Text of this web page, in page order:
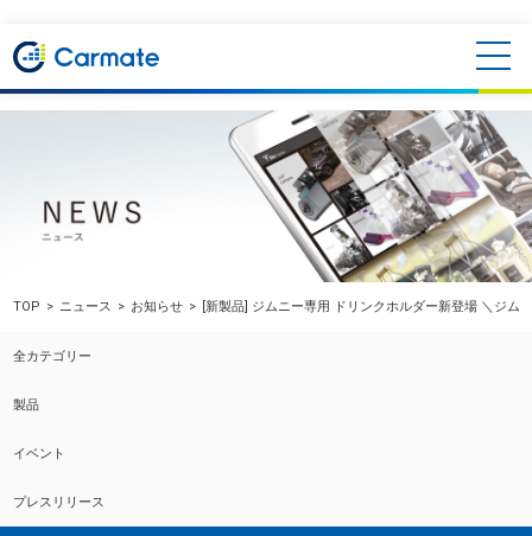
TOP ニュース お知らせ [新製品] ジムニー専用 ドリンクホルダー新登場 ＼ジム
全カテゴリー
製品
イベント
プレスリリース